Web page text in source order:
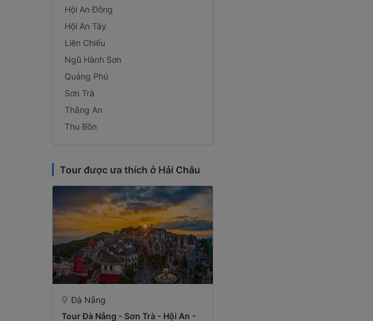
Hội An Đông
Hội An Tây
Liên Chiểu
Ngũ Hành Sơn
Quảng Phú
Sơn Trà
Thăng An
Thu Bồn
Tour được ưa thích ở Hải Châu
Đà Nẵng
Tour Đà Nẵng - Sơn Trà - Hội An -